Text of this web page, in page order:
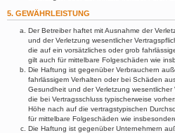
5. GEWÄHRLEISTUNG
Der Betreiber haftet mit Ausnahme der
und der Verletzung wesentlicher
die auf ein vorsätzliches oder grob
gilt auch für mittelbare Folgeschäden wie
Die Haftung ist gegenüber Verbrauchern
fahrlässigem Verhalten oder bei Schäden
Gesundheit und der Verletzung
die bei Vertragsschluss typischerweise
Höhe nach auf die vertragstypischen
für mittelbare Folgeschäden wie
Die Haftung ist gegenüber Unternehmern